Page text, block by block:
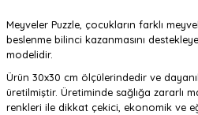
Meyveler Puzzle, çocukların farklı
beslenme bilinci kazanmasını
modelidir.
Ürün 30x30 cm ölçülerindedir ve
üretilmiştir. Üretiminde sağlığa zararlı
renkleri ile dikkat çekici, ekonomik ve